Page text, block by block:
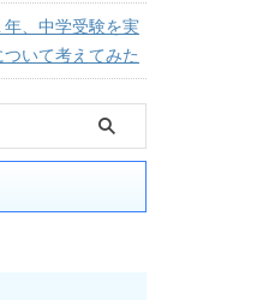
年、中学受験を実
いて考えてみた